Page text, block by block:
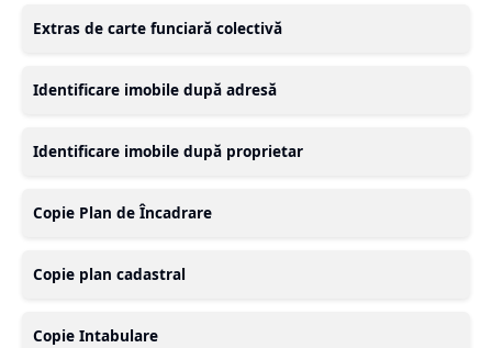
Extras de carte funciară colectivă
Identificare imobile după adresă
Identificare imobile după proprietar
Copie Plan de Încadrare
Copie plan cadastral
Copie Intabulare